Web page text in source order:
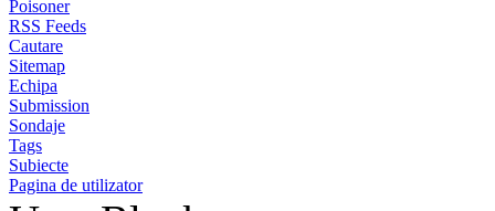
Poisoner
RSS Feeds
Cautare
Sitemap
Echipa
Submission
Sondaje
Tags
Subiecte
Pagina de utilizator